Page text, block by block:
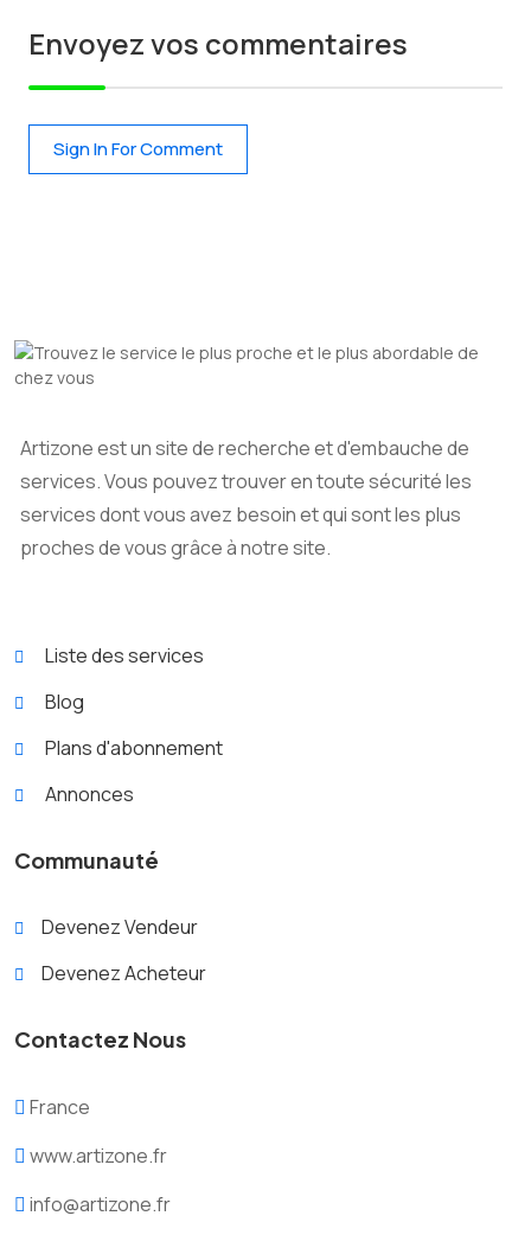
Envoyez vos commentaires
Sign In For Comment
Artizone est un site de recherche et d'embauche de
services. Vous pouvez trouver en toute sécurité les
services dont vous avez besoin et qui sont les plus
proches de vous grâce à notre site.
Liste des services
Blog
Plans d'abonnement
Annonces
Communauté
Devenez Vendeur
Devenez Acheteur
Contactez Nous
France
www.artizone.fr
info@artizone.fr
Cookies & confidentialité
l'expérience utilisateur et garantir un
relatif aux cookies fait partie de ce qui suit.
notre entreprise et la protection des